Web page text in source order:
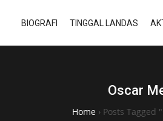
BIOGRAFI TINGGAL LANDAS
Oscar
Home › Posts Tagged